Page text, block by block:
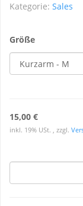
Kategorie: Sales
Größe
15,00 €
inkl. 19% USt. , zzgl.